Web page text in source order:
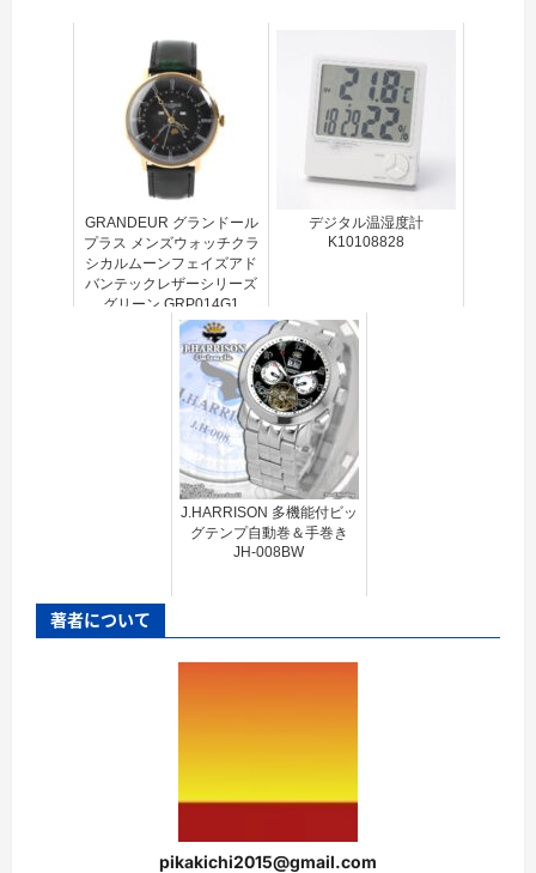
GRANDEUR グランドール
プラス メンズウォッチクラ
シカルムーンフェイズアド
バンテックレザーシリーズ
グリーン GRP014G1
デジタル温湿度計
K10108828
J.HARRISON 多機能付ビッ
グテンプ自動巻＆手巻き
JH-008BW
著者について
pikakichi2015@gmail.com